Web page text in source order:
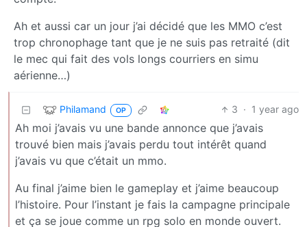
Ah et aussi car un jour j’ai décidé que les MMO c’est
trop chronophage tant que je ne suis pas retraité (dit
le mec qui fait des vols longs courriers en simu
aérienne…)
Philamand OP 3 · 1 year ago
Ah moi j’avais vu une bande annonce que j’avais
trouvé bien mais j’avais perdu tout intérêt quand
j’avais vu que c’était un mmo.
Au final j’aime bien le gameplay et j’aime beaucoup
l’histoire. Pour l’instant je fais la campagne principale
et ça se joue comme un rpg solo en monde ouvert.